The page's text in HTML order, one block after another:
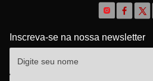
Inscreva-se na nossa newsletter